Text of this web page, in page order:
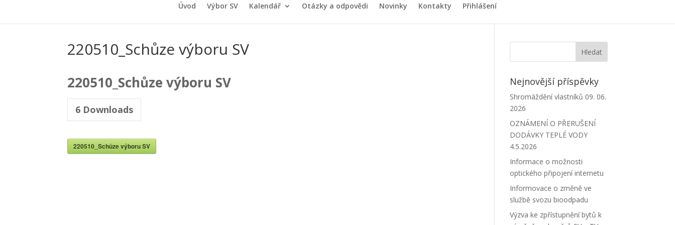
Úvod Výbor SV Kalendář Otázky a odpovědi Novinky Kontakty Přihlášení
220510_Schůze výboru SV
220510_Schůze výboru SV
6 Downloads
220510_Schůze výboru SV
Nejnovější příspěvky
Shromáždění vlastníků 09. 06.
2026
OZNÁMENÍ O PŘERUŠENÍ
DODÁVKY TEPLÉ VODY
4.5.2026
Informace o možnosti
optického připojení internetu
Informovace o změně ve
službě svozu bioodpadu
Výzva ke zpřístupnění bytů k